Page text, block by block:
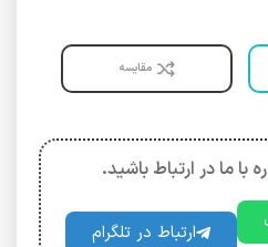
مقایسه
با ما در ارتباط باشید.
ارتباط در تلگرام